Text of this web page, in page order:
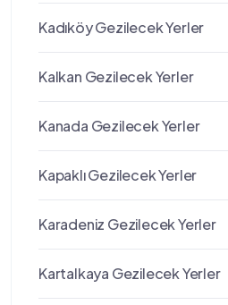
Kadıköy Gezilecek Yerler
Kalkan Gezilecek Yerler
Kanada Gezilecek Yerler
Kapaklı Gezilecek Yerler
Karadeniz Gezilecek Yerler
Kartalkaya Gezilecek Yerler